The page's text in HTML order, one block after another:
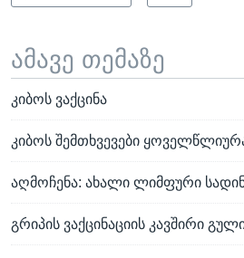
ამავე თემაზე
კიბოს ვაქცინა
კიბოს შემთხვევები
აღმოჩენა: ახალი ლიმფური
გრიპის ვაქცინაციის კავშირი